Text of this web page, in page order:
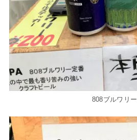
808ブルワリー